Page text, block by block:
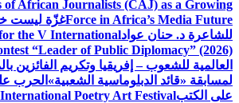
of African Journalists (CAJ) as a Growing
Force in Africa’s Media Futureغزّة ليست
للشاعرة د. حنان عوادthe V International
“Leader of Public Diplomacy” (2026)
العالمية للشعوب – إفريقيا وتكريم الفائزين
لمسابقة «قائد الدبلوماسية الشعبية» الحرب
على الكتبPoetry Art Festival